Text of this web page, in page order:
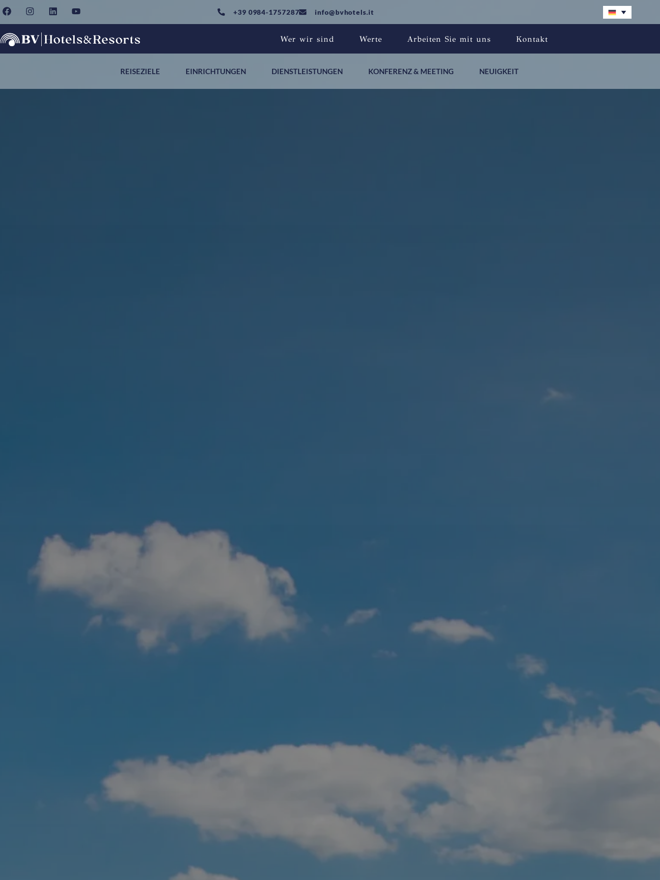
+39 0984-1757287 info@bvhotels.it
Wer wir sind Werte Arbeiten Sie mit uns Kontakt
REISEZIELE EINRICHTUNGEN DIENSTLEISTUNGEN KONFERENZ & MEETING NEUIGKEIT